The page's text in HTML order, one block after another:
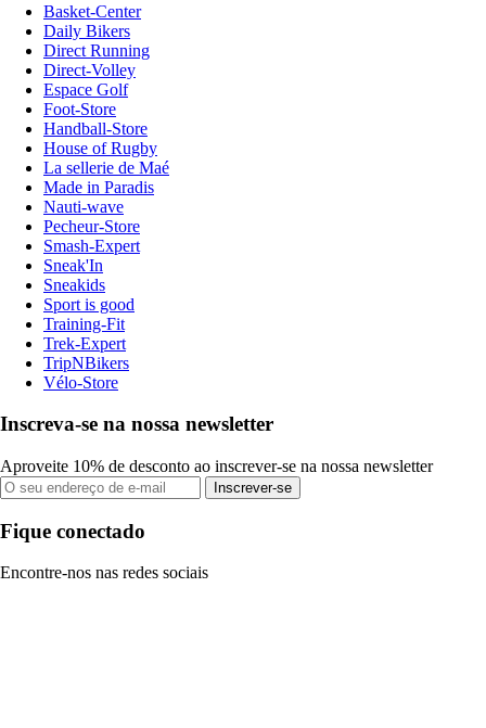
Basket-Center
Daily Bikers
Direct Running
Direct-Volley
Espace Golf
Foot-Store
Handball-Store
House of Rugby
La sellerie de Maé
Made in Paradis
Nauti-wave
Pecheur-Store
Smash-Expert
Sneak'In
Sneakids
Sport is good
Training-Fit
Trek-Expert
TripNBikers
Vélo-Store
Inscreva-se na nossa newsletter
Aproveite 10% de desconto ao inscrever-se na nossa newsletter
Inscrever-se
Fique conectado
Encontre-nos nas redes sociais